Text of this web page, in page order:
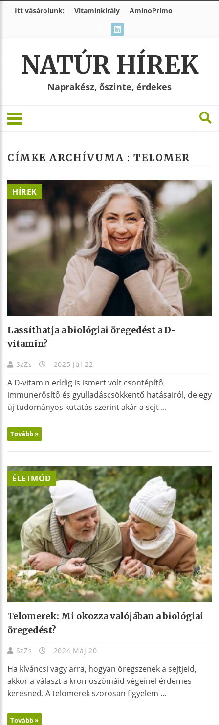
Itt vásárolunk: Vitaminkirály AminoPrimo
NATÚR HÍREK
Naprakész, őszinte, érdekes
CÍMKE ARCHÍVUMA : TELOMER
HÍREK
Lassíthatja a biológiai öregedést a D-
vitamin?
SzZs 2025 Júl 22
A D-vitamin eddig is ismert volt csontépítő,
immunerősítő és gyulladáscsökkentő hatásairól, de egy
új tudományos kutatás szerint akár a sejt ...
Tovább »
ÉLETMÓD
Telomerek: Mi okozza valójában a biológiai
öregedést?
SzZs 2024 Máj 20
Ha kíváncsi vagy arra, hogyan öregszenek a sejtjeid,
akkor a választ a kromoszómáid végeinél érdemes
keresned. A telomerek szorosan figyelem ...
Tovább »